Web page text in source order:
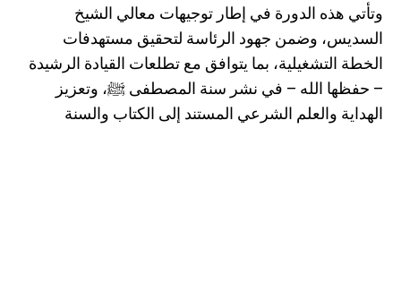
وتأتي هذه الدورة في إطار توجيهات معالي الشيخ
السديس، وضمن جهود الرئاسة لتحقيق مستهدفات
الخطة التشغيلية، بما يتوافق مع تطلعات القيادة الرشيدة
– حفظها الله – في نشر سنة المصطفى ﷺ، وتعزيز
الهداية والعلم الشرعي المستند إلى الكتاب والسنة